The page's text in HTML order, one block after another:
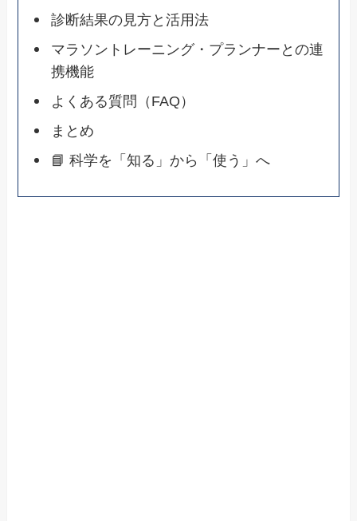
診断結果の見方と活用法
マラソントレーニング・プランナーとの連
携機能
よくある質問（FAQ）
まとめ
📘 科学を「知る」から「使う」へ